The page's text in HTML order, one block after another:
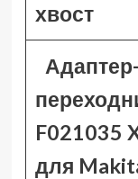
хвост
Адаптер-
F021035
для